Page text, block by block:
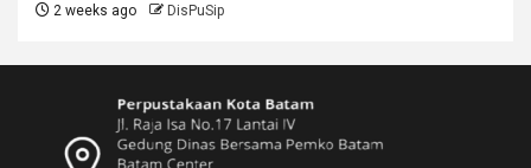
2 weeks ago DisPuSip